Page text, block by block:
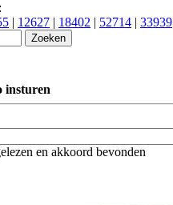
12627 18402 52714 33939
insturen
en akkoord bevonden